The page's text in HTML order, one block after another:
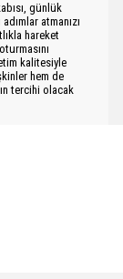
günlük
atmanızı
hareket
kalitesiyle
hem de
tercihi olacak